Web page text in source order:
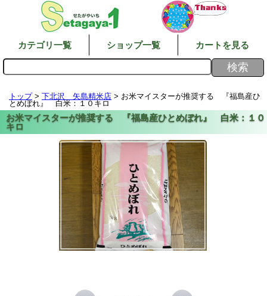
カテゴリ一覧 ショップ一覧 カートを見る
トップ> 下北沢 矢島精米店 > お米マイスターが推奨する 『福島産ひ
とめぼれ』 白米：１０キロ